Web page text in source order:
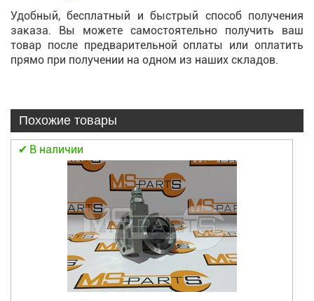
Удобный, бесплатный и быстрый способ получения
заказа. Вы можете самостоятельно получить ваш
товар после предварительной оплаты или оплатить
прямо при получении на одном из наших складов.
Похожие товары
В наличии